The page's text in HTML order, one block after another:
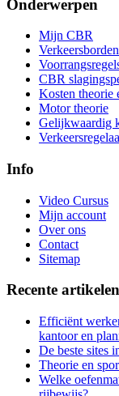
Onderwerpen
Mijn CBR
CBR
Kosten theorie
Motor theorie
Gelijkwaardig
Info
Video Cursus
Mijn account
Over ons
Contact
Sitemap
Recente artikelen
Efficiënt
kantoor en
De beste sites
Theorie en
Welke